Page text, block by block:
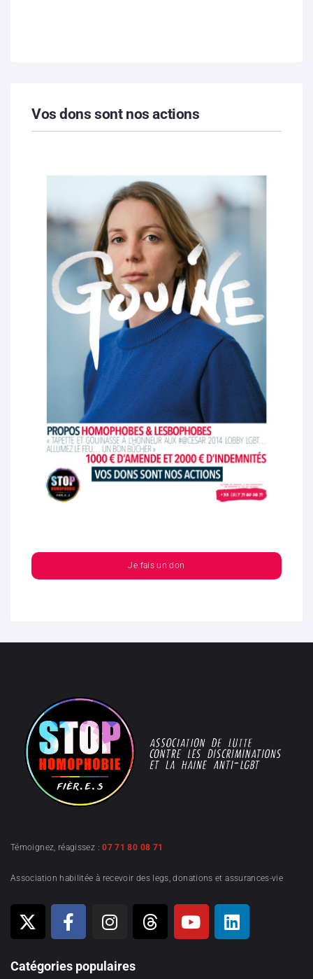
Vos dons sont nos actions
Je fais un don
Témoignez, réagissez :07 71 80 08 71
Association habilitée à recevoir des legs, donations et assurances-vie
Catégories populaires